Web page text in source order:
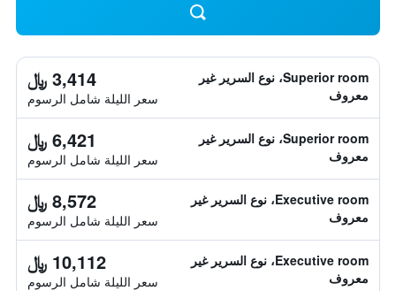
Superior room، نوع السرير غير
معروف
3,414 ﷼
سعر الليلة شامل الرسوم
Superior room، نوع السرير غير
معروف
6,421 ﷼
سعر الليلة شامل الرسوم
Executive room، نوع السرير غير
معروف
8,572 ﷼
سعر الليلة شامل الرسوم
Executive room، نوع السرير غير
معروف
10,112 ﷼
سعر الليلة شامل الرسوم